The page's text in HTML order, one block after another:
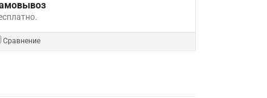
Сравнение